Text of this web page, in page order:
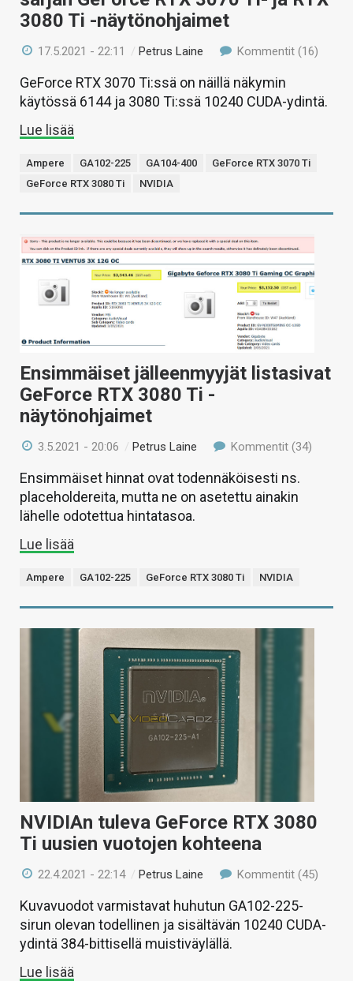
3080 Ti -näytönohjaimet
17.5.2021 - 22:11 /Petrus Laine Kommentit (16)
GeForce RTX 3070 Ti:ssä on näillä näkymin
käytössä 6144 ja 3080 Ti:ssä 10240 CUDA-ydintä.
Lue lisää
Ampere GA102-225 GA104-400
GeForce RTX 3070 Ti
GeForce RTX 3080 Ti
NVIDIA
Ensimmäiset jälleenmyyjät listasivat
GeForce RTX 3080 Ti -
näytönohjaimet
3.5.2021 - 20:06 /Petrus Laine Kommentit (34)
Ensimmäiset hinnat ovat todennäköisesti ns.
placeholdereita, mutta ne on asetettu ainakin
lähelle odotettua hintatasoa.
Lue lisää
Ampere GA102-225 GeForce RTX 3080 Ti NVIDIA
NVIDIAn tuleva GeForce RTX 3080
Ti uusien vuotojen kohteena
22.4.2021 - 22:14 /Petrus Laine Kommentit (45)
Kuvavuodot varmistavat huhutun GA102-225-
sirun olevan todellinen ja sisältävän 10240 CUDA-
ydintä 384-bittisellä muistiväylällä.
Lue lisää